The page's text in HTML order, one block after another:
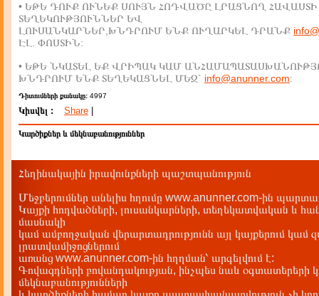
• ԵԹԵ ԴՈՒՔ ՈՒՆԵՔ ՍՈՒՅՆ ՀՈԴՎԱԾԸ ԼՐԱՑՆՈՂ ՀԱՎԱՍՏԻ
ՏԵՂԵԿՈՒԹՅՈՒՆՆԵՐ ԵՎ
ԼՈՒՍԱՆԿԱՐՆԵՐ,ԽՆԴՐՈՒՄ ԵՆՔ ՈՒՂԱՐԿԵԼ ԴՐԱՆՔ
ԷԼ. ՓՈՍՏԻՆ:
• ԵԹԵ ՆԿԱՏԵԼ ԵՔ ՎՐԻՊԱԿ ԿԱՄ
ԽՆԴՐՈՒՄ ԵՆՔ ՏԵՂԵԿԱՑՆԵԼ ՄԵԶ` info@anunner.com:
Դիտումների քանակը: 4997
Կիսվել : Share
Կարծիքներ և մեկնաբանություններ
Հեղինակային իրավունքների պաշտպանություն
Մեջբերումներ անելիս հղումը www.anunner.com-ին
Կայքի հոդվածների, լուսանկարների, տեղեկատվական և
մասնակի
կամ ամբողջական վերարտադրությունն այլ կայքերում կամ
լրատվամիջոցներում
առանց www.anunner.com-ին հղղման՝ արգելվում է:
Գովազդների բովանդակության, ինչպես նաև օգտատերերի
մեկնաբանությունների